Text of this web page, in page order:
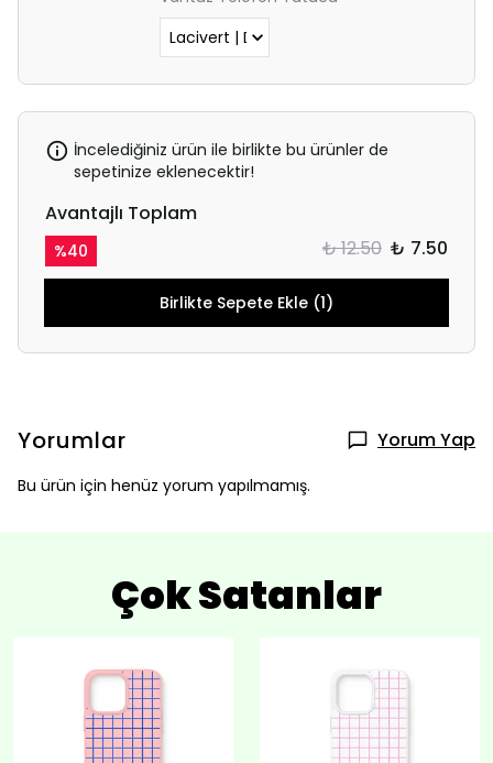
İncelediğiniz ürün ile birlikte bu ürünler de
sepetinize eklenecektir!
Avantajlı Toplam
%40 ₺ 12.50 ₺ 7.50
Birlikte Sepete Ekle (1)
Yorumlar Yorum Yap
Bu ürün için henüz yorum yapılmamış.
Çok Satanlar